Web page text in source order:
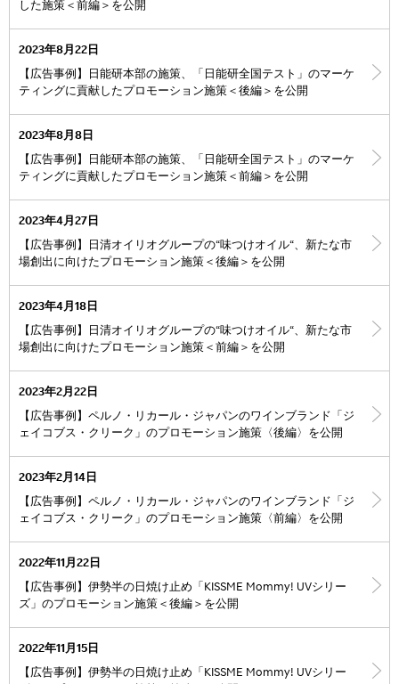
した施策＜前編＞を公開
2023年8月22日
【広告事例】日能研本部の施策、「日能研全国テスト」のマーケ
ティングに貢献したプロモーション施策＜後編＞を公開
2023年8月8日
【広告事例】日能研本部の施策、「日能研全国テスト」のマーケ
ティングに貢献したプロモーション施策＜前編＞を公開
2023年4月27日
【広告事例】日清オイリオグループの“味つけオイル“、新たな市
場創出に向けたプロモーション施策＜後編＞を公開
2023年4月18日
【広告事例】日清オイリオグループの“味つけオイル“、新たな市
場創出に向けたプロモーション施策＜前編＞を公開
2023年2月22日
【広告事例】ペルノ・リカール・ジャパンのワインブランド「ジ
ェイコブス・クリーク」のプロモーション施策〈後編〉を公開
2023年2月14日
【広告事例】ペルノ・リカール・ジャパンのワインブランド「ジ
ェイコブス・クリーク」のプロモーション施策〈前編〉を公開
2022年11月22日
【広告事例】伊勢半の日焼け止め「KISSME Mommy! UVシリー
ズ」のプロモーション施策＜後編＞を公開
2022年11月15日
【広告事例】伊勢半の日焼け止め「KISSME Mommy! UVシリー